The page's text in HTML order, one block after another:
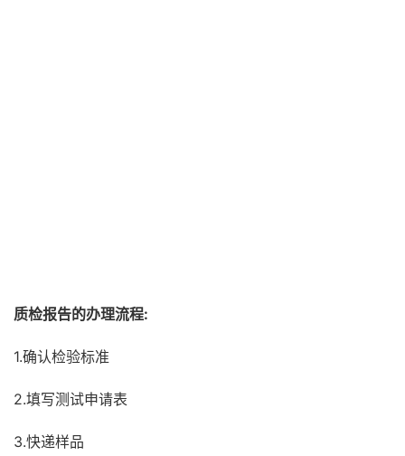
质检报告的办理流程:
1.确认检验标准
2.填写测试申请表
3.快递样品